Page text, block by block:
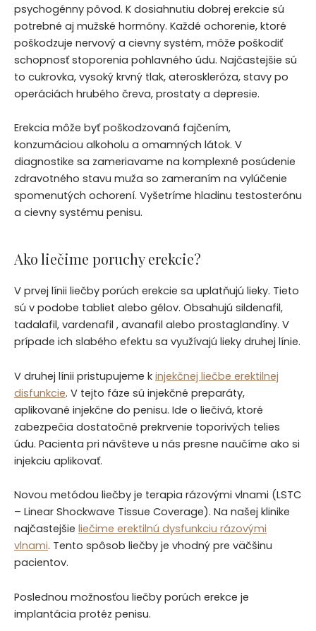
psychogénny pôvod. K dosiahnutiu dobrej erekcie sú
potrebné aj mužské hormóny. Každé ochorenie, ktoré
poškodzuje nervový a cievny systém, môže poškodiť
schopnosť stoporenia pohlavného údu. Najčastejšie sú
to cukrovka, vysoký krvný tlak, ateroskleróza, stavy po
operáciách hrubého čreva, prostaty a depresie.
Erekcia môže byť poškodzovaná fajčením,
konzumáciou alkoholu a omamných látok. V
diagnostike sa zameriavame na komplexné posúdenie
zdravotného stavu muža so zameraním na vylúčenie
spomenutých ochorení. Vyšetríme hladinu testosterónu
a cievny systému penisu.
Ako liečime poruchy erekcie?
V prvej línii liečby porúch erekcie sa uplatňujú lieky. Tieto
sú v podobe tabliet alebo gélov. Obsahujú sildenafil,
tadalafil, vardenafil , avanafil alebo prostaglandíny. V
prípade ich slabého efektu sa využívajú lieky druhej línie.
V druhej línii pristupujeme k injekčnej liečbe erektilnej
disfunkcie. V tejto fáze sú injekčné preparáty,
aplikované injekčne do penisu. Ide o liečivá, ktoré
zabezpečia dostatočné prekrvenie toporivých telies
údu. Pacienta pri návšteve u nás presne naučíme ako si
injekciu aplikovať.
Novou metódou liečby je terapia rázovými vlnami (LSTC
– Linear Shockwave Tissue Coverage). Na našej klinike
najčastejšie liečime erektilnú dysfunkciu rázovými
vlnami. Tento spôsob liečby je vhodný pre väčšinu
pacientov.
Poslednou možnosťou liečby porúch erekce je
implantácia protéz penisu.